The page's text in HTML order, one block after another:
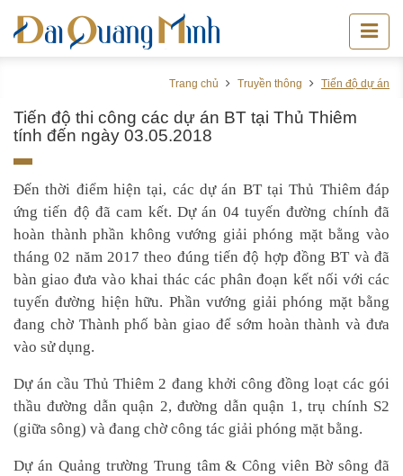
Trang chủ Truyền thông Tiến độ dự án
Tiến độ thi công các dự án BT tại Thủ Thiêm
tính đến ngày 03.05.2018
Đến thời điểm hiện tại, các dự án BT tại Thủ Thiêm đáp
ứng tiến độ đã cam kết. Dự án 04 tuyến đường chính đã
hoàn thành phần không vướng giải phóng mặt bằng vào
tháng 02 năm 2017 theo đúng tiến độ hợp đồng BT và đã
bàn giao đưa vào khai thác các phân đoạn kết nối với các
tuyến đường hiện hữu. Phần vướng giải phóng mặt bằng
đang chờ Thành phố bàn giao để sớm hoàn thành và đưa
vào sử dụng.
Dự án cầu Thủ Thiêm 2 đang khởi công đồng loạt các gói
thầu đường dẫn quận 2, đường dẫn quận 1, trụ chính S2
(giữa sông) và đang chờ công tác giải phóng mặt bằng.
Dự án Quảng trường Trung tâm & Công viên Bờ sông đã